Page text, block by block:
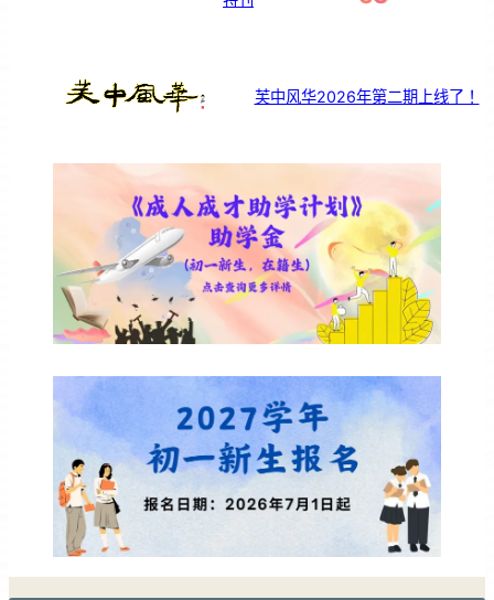
芙中风华2026年第二期上线了！